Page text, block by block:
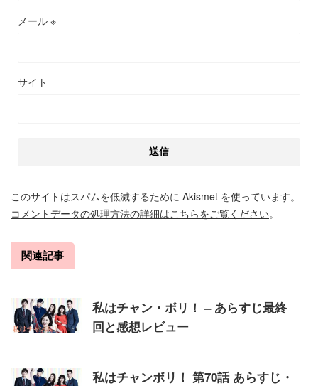
メール ※
サイト
このサイトはスパムを低減するために Akismet を使っています。
コメントデータの処理方法の詳細はこちらをご覧ください。
関連記事
私はチャン・ボリ！ – あらすじ最終
回と感想レビュー
私はチャンボリ！ 第70話 あらすじ・